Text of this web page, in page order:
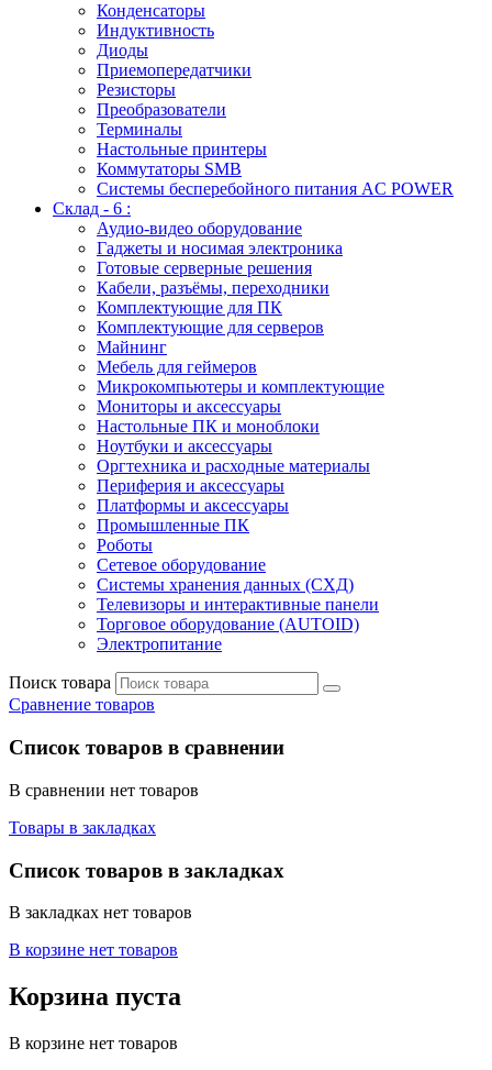
Конденсаторы
Индуктивность
Диоды
Приемопередатчики
Резисторы
Преобразователи
Терминалы
Настольные принтеры
Коммутаторы SMB
Системы бесперебойного питания AC POWER
Склад - 6 :
Аудио-видео оборудование
Гаджеты и носимая электроника
Готовые серверные решения
Кабели, разъёмы, переходники
Комплектующие для ПК
Комплектующие для серверов
Майнинг
Мебель для геймеров
Микрокомпьютеры и комплектующие
Мониторы и аксессуары
Настольные ПК и моноблоки
Ноутбуки и аксессуары
Оргтехника и расходные материалы
Периферия и аксессуары
Платформы и аксессуары
Промышленные ПК
Роботы
Сетевое оборудование
Системы хранения данных (СХД)
Телевизоры и интерактивные панели
Торговое оборудование (AUTOID)
Электропитание
Поиск товара
Сравнение товаров
Список товаров в сравнении
В сравнении нет товаров
Товары в закладках
Список товаров в закладках
В закладках нет товаров
В корзине нет товаров
Корзина пуста
В корзине нет товаров